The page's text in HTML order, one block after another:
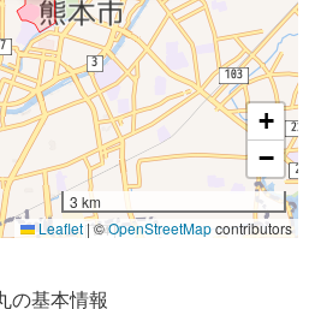
+
−
3 km
Leaflet|©OpenStreetMapcontributors
の基本情報